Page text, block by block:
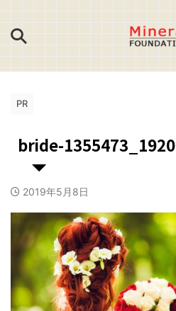
PR
bride-1355473_1920
2019年5月8日